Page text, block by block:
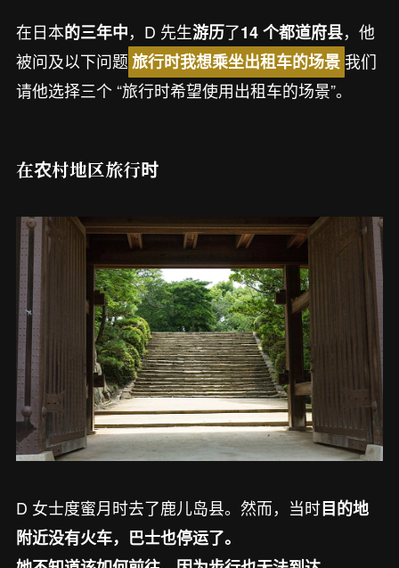
在日本的三年中，D 先生游历了14 个都道府县，他
被问及以下问题 旅行时我想乘坐出租车的场景 我们
请他选择三个 “旅行时希望使用出租车的场景”。
在农村地区旅行时
D 女士度蜜月时去了鹿儿岛县。然而，当时目的地
附近没有火车，巴士也停运了。